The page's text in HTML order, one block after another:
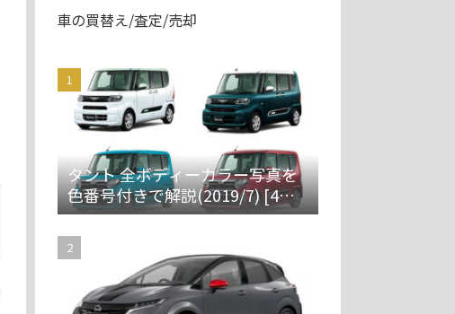
車の買替え/査定/売却
タント 全ボディーカラー写真を
色番号付きで解説(2019/7) [4代
目 LA650S/660S]